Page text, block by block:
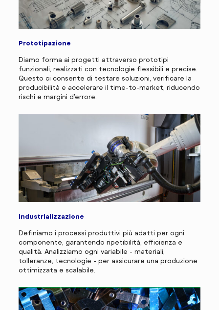
Prototipazione
Diamo forma ai progetti attraverso prototipi
funzionali, realizzati con tecnologie flessibili e precise.
Questo ci consente di testare soluzioni, verificare la
producibilità e accelerare il time-to-market, riducendo
rischi e margini d’errore.
Industrializzazione
Definiamo i processi produttivi più adatti per ogni
componente, garantendo ripetibilità, efficienza e
qualità. Analizziamo ogni variabile - materiali,
tolleranze, tecnologie - per assicurare una produzione
ottimizzata e scalabile.